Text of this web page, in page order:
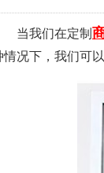
当我们在定制
情况下，我们可